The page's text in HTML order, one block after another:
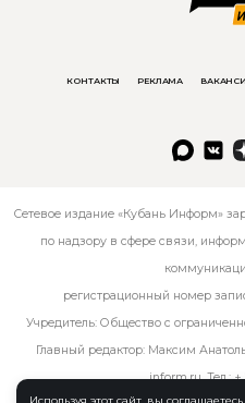
Используя этот сайт, вы соглашаетесь
КОНТАКТЫ РЕКЛАМА
Сетевое издание «Кубань Информ»
по надзору в сфере связи,
регистрационный номер
Учредитель: Общество с
Главный редактор: Максим
inform.ru. Тел.:+